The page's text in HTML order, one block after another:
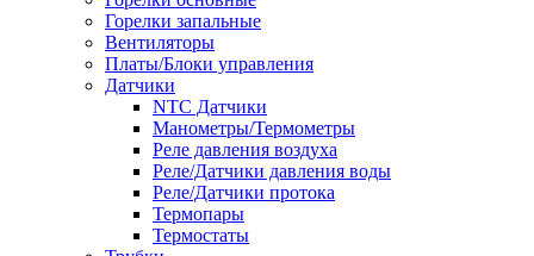
Горелки запальные
Вентиляторы
Платы/Блоки управления
Датчики
NTC Датчики
Манометры/Термометры
Реле давления воздуха
Реле/Датчики давления воды
Реле/Датчики протока
Термопары
Термостаты